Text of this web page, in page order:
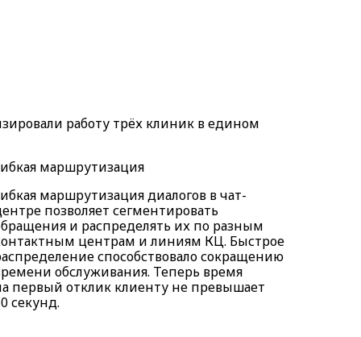
работу трёх клиник в едином
маршрутизация
маршрутизация диалогов в чат-
позволяет сегментировать
и распределять их по разным
центрам и линиям КЦ. Быстрое
способствовало сокращению
обслуживания. Теперь время
первый отклик клиенту не превышает
секунд.